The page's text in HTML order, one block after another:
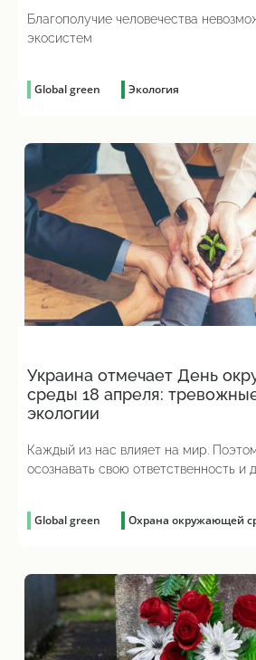
Благополучие человечества
экосистем
Global green Экология
Украина отмечает День
среды 18 апреля:
экологии
Каждый из нас влияет на мир.
осознавать свою ответственность и
Global green Охрана окружающей